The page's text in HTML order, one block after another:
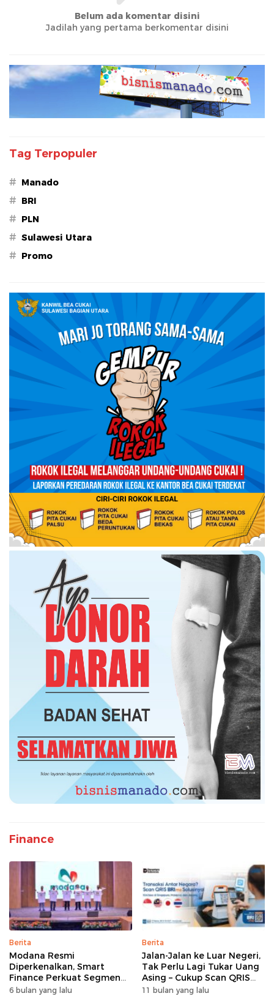
Belum ada komentar disini
Jadilah yang pertama berkomentar disini
Tag Terpopuler
# Manado
# BRI
# PLN
# Sulawesi Utara
# Promo
Finance
Berita
Modana Resmi
Diperkenalkan, Smart
Finance Perkuat Segmen
Pembiayaan Multiguna
6 bulan yang lalu
Berita
Jalan-Jalan ke Luar Negeri,
Tak Perlu Lagi Tukar Uang
Asing – Cukup Scan QRIS
Pakai BRImo
11 bulan yang lalu